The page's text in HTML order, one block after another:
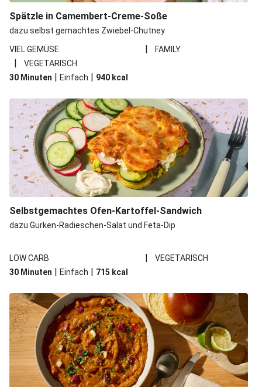
Spätzle in Camembert-Creme-Soße
dazu selbst gemachtes Zwiebel-Chutney
VIEL GEMÜSE
| FAMILY
|
VEGETARISCH
30 Minuten | Einfach | 940 kcal
Selbstgemachtes Ofen-Kartoffel-Sandwich
dazu Gurken-Radieschen-Salat und Feta-Dip
LOW CARB |
VEGETARISCH
30 Minuten | Einfach | 715 kcal